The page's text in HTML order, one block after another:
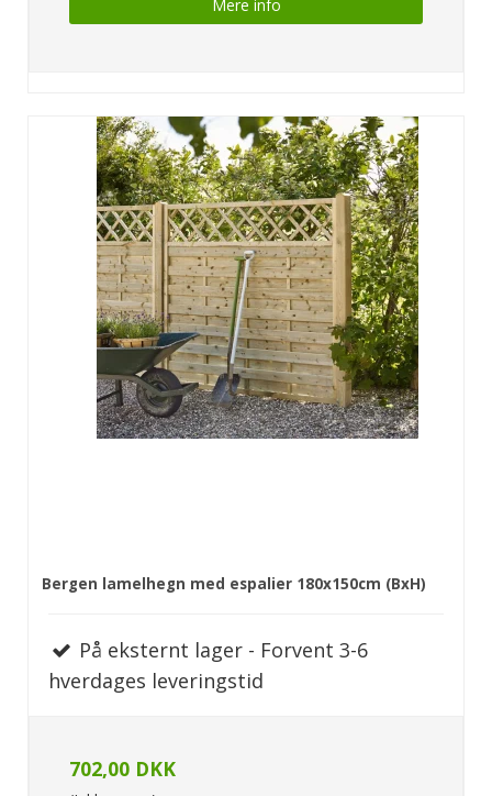
Mere info
Bergen lamelhegn med espalier 180x150cm (BxH)
På eksternt lager - Forvent 3-6
hverdages leveringstid
702,00 DKK